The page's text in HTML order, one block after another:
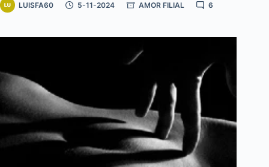
LUISFA60 5-11-2024 AMOR FILIAL 6